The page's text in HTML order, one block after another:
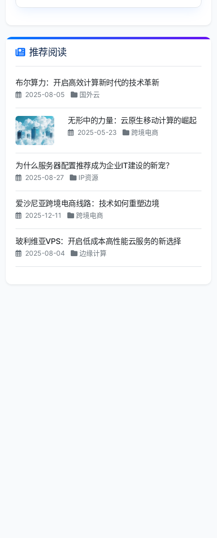
推荐阅读
布尔算力：开启高效计算新时代的技术革新
2025-08-05 国外云
无形中的力量：云原生移动计算的崛起
2025-05-23 跨境电商
为什么服务器配置推荐成为企业IT建设的新宠？
2025-08-27 IP资源
爱沙尼亚跨境电商线路：技术如何重塑边境
2025-12-11 跨境电商
玻利维亚VPS：开启低成本高性能云服务的新选择
2025-08-04 边缘计算